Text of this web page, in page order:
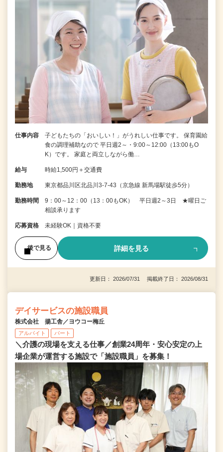
仕事内容
子どもたちの「おいしい！」がうれしい仕事です。 保育園給
食の調理補助なので 平日週2～・9:00～12:00（13:00もO
K）です。 家庭と両立しながら働…
給与 時給1,500円＋交通費
勤務地 東京都品川区北品川3-7-43（京急線 新馬場駅徒歩5分）
勤務時間
9：00～12：00（13：00もOK） 平日週2～3日 ★曜日ご
相談承ります
応募資格 未経験OK｜資格不要
後で見る 詳細を見る
更新日： 2026/07/31 掲載終了日： 2026/08/31
デイサービスの施設職員
株式会社 揚工舎／ヨウコー梅丘
アルバイト パート
＼介護の現場を支える仕事／創業24周年・安心安定の上
場企業が運営する施設で「施設職員」を募集！